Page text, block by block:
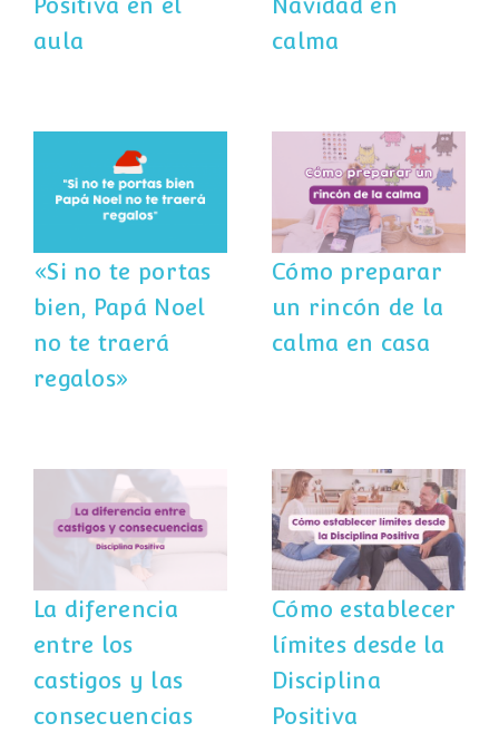
aula
calma
bien, Papá Noel
no te traerá
regalos»
«Si no te portas
bien, Papá Noel
no te traerá
regalos»
Cómo preparar
un rincón de la
calma en casa
Cómo preparar
un rincón de la
calma en casa
La diferencia
entre los
castigos y las
consecuencias
La diferencia
entre los
castigos y las
consecuencias
Cómo establecer
límites desde la
Disciplina
Positiva
Cómo establecer
límites desde la
Disciplina
Positiva